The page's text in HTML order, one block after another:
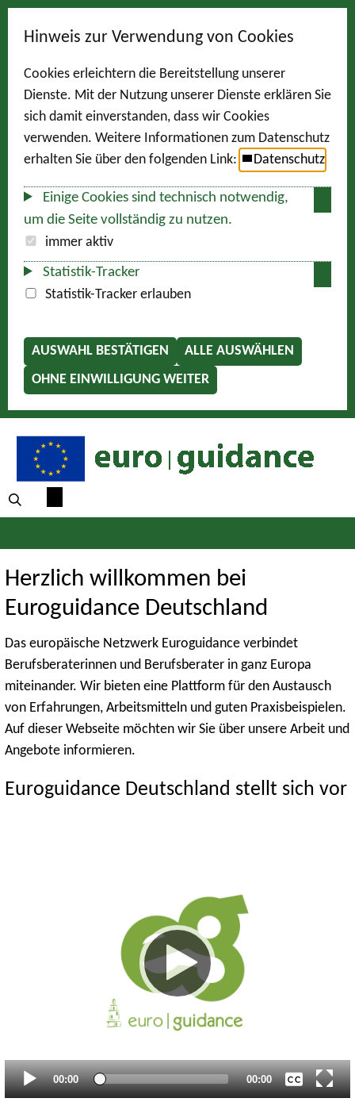
Hinweis zur Verwendung von Cookies
Cookies erleichtern die Bereitstellung unserer
Dienste. Mit der Nutzung unserer Dienste erklären Sie
sich damit einverstanden, dass wir Cookies
verwenden. Weitere Informationen zum Datenschutz
erhalten Sie über den folgenden Link:
Datenschutz
Einige Cookies sind technisch notwendig,
um die Seite vollständig zu nutzen.
immer aktiv
Statistik-Tracker
Statistik-Tracker erlauben
AUSWAHL BESTÄTIGEN
ALLE AUSWÄHLEN
OHNE EINWILLIGUNG WEITER
Herzlich willkommen bei
Euroguidance Deutschland
Das europäische Netzwerk Euroguidance verbindet
Berufsberaterinnen und Berufsberater in ganz Europa
miteinander. Wir bieten eine Plattform für den Austausch
von Erfahrungen, Arbeitsmitteln und guten Praxisbeispielen.
Auf dieser Webseite möchten wir Sie über unsere Arbeit und
Angebote informieren.
Euroguidance Deutschland stellt sich vor
Aktueller
Zeitpunkt
00:00 Gesamtlaufzeit
00:00